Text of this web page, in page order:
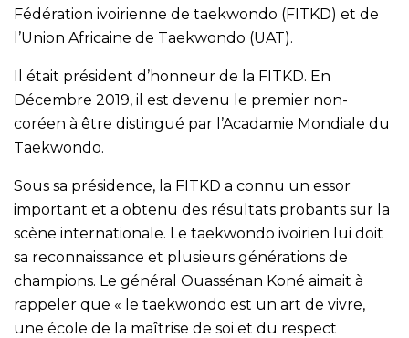
Fédération ivoirienne de taekwondo (FITKD) et de
l’Union Africaine de Taekwondo (UAT).
Il était président d’honneur de la FITKD. En
Décembre 2019, il est devenu le premier non-
coréen à être distingué par l’Acadamie Mondiale du
Taekwondo.
Sous sa présidence, la FITKD a connu un essor
important et a obtenu des résultats probants sur la
scène internationale. Le taekwondo ivoirien lui doit
sa reconnaissance et plusieurs générations de
champions. Le général Ouassénan Koné aimait à
rappeler que « le taekwondo est un art de vivre,
une école de la maîtrise de soi et du respect